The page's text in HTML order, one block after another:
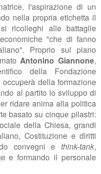
l'aspirazione di un
nella propria etichetta il
ricolleghi alle battaglie
"che di fanno
Proprio sul piano
Antonino Giannone,
della Fondazione
della formazione
al partito lo sviluppo di
er ridare anima alla politica
basato su cinque pilastri:
della Chiesa, grandi
Costituzione e diritti
convegni ethink-tank,
e formando il personale